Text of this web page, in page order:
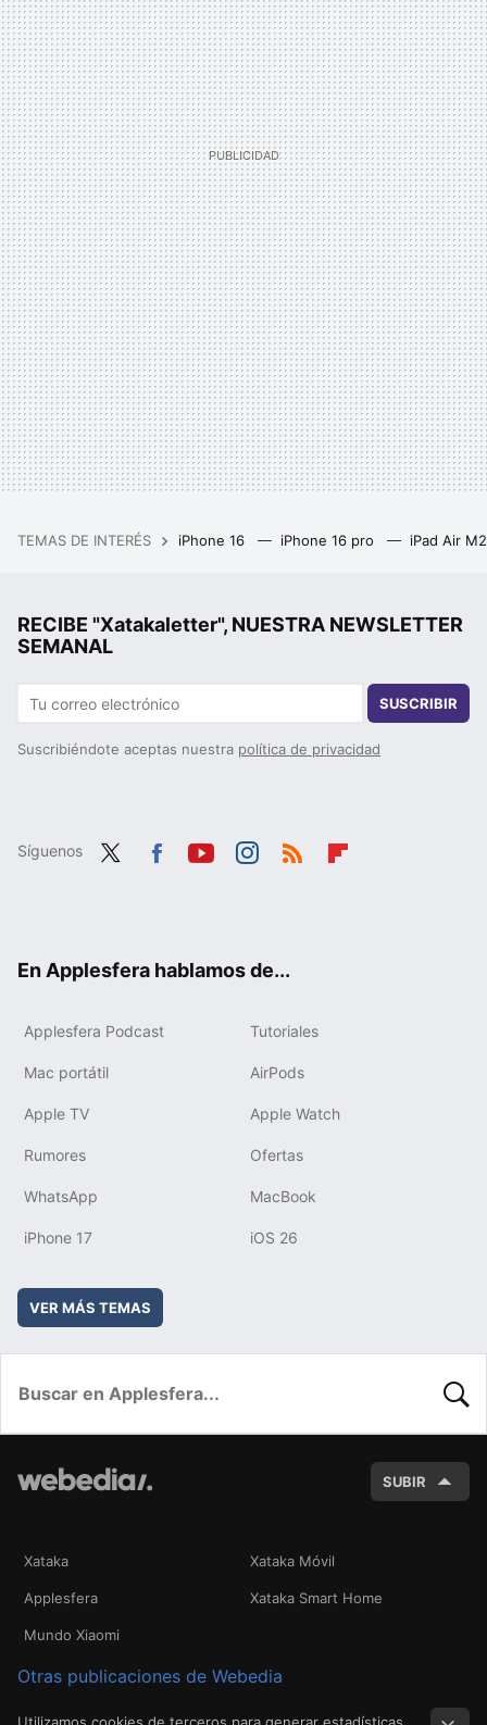
TEMAS DE INTERÉS iPhone 16 iPhone 16 pro iPad Air
RECIBE "Xatakaletter", NUESTRA NEWSLETTER
SEMANAL
SUSCRIBIR
Suscribiéndote aceptas nuestra política de privacidad
Síguenos
En Applesfera hablamos de...
Applesfera Podcast Tutoriales
Mac portátil AirPods
Apple TV Apple Watch
Rumores Ofertas
WhatsApp MacBook
iPhone 17 iOS 26
VER MÁS TEMAS
SUBIR
Xataka Xataka Móvil
Applesfera Xataka Smart Home
Mundo Xiaomi
Otras publicaciones de Webedia